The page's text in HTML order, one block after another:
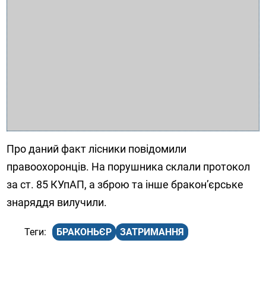
Про даний факт лісники повідомили
правоохоронців. На порушника склали протокол
за ст. 85 КУпАП, а зброю та інше бракон’єрське
знаряддя вилучили.
БРАКОНЬЄР ЗАТРИМАННЯ